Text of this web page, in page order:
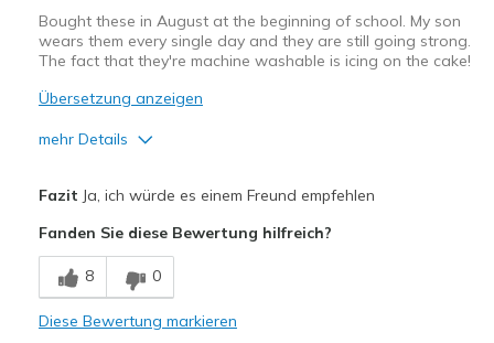
Bought these in August at the beginning of school. My son
wears them every single day and they are still going strong.
The fact that they're machine washable is icing on the cake!
Übersetzung anzeigen
mehr Details
Geeignete Verwendung
Casual Wear
Fazit Ja, ich würde es einem Freund empfehlen
Fanden Sie diese Bewertung hilfreich?
8 0
Diese Bewertung markieren